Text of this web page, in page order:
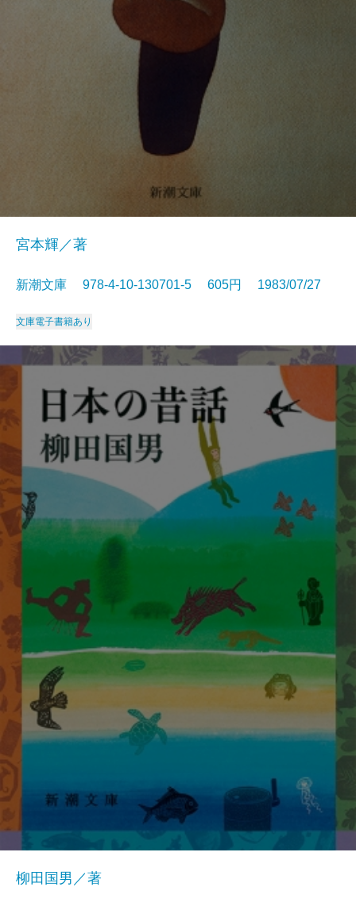
宮本輝／著
新潮文庫 978-4-10-130701-5 605円 1983/07/27
文庫電子書籍あり
柳田国男／著